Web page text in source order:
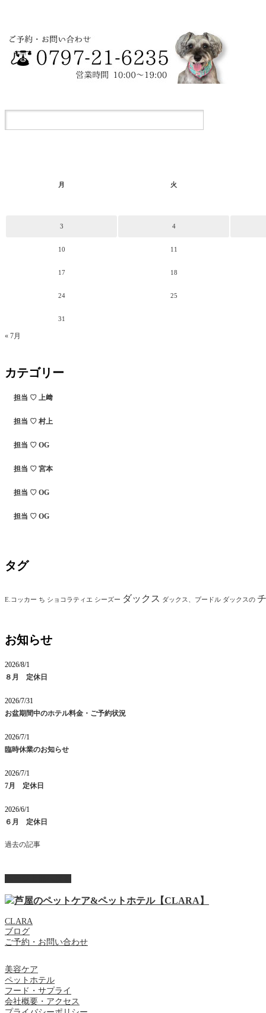
月 火
3 4
10 11
17 18
24 25
31
« 7月
カテゴリー
担当 ♡ 上﨑
担当 ♡ 村上
担当 ♡ OG
担当 ♡ 宮本
担当 ♡ OG
担当 ♡ OG
タグ
E.コッカー ち ショコラティエ シーズー ダックス ダックス、プードル ダックスの
お知らせ
2026/8/1
８月 定休日
2026/7/31
お盆期間中のホテル料金・ご予約状況
2026/7/1
臨時休業のお知らせ
2026/7/1
7月 定休日
2026/6/1
６月 定休日
過去の記事
CLARA
ブログ
ご予約・お問い合わせ
美容ケア
ペットホテル
フード・サプライ
会社概要・アクセス